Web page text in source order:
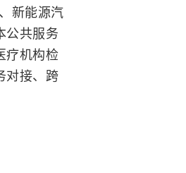
新能源汽
公共服务
疗机构检
对接、跨